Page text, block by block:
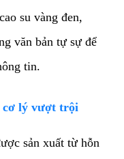
su vàng đen,
văn bản tự sự để
tin.
cơ lý vượt trội
sản xuất từ hỗn